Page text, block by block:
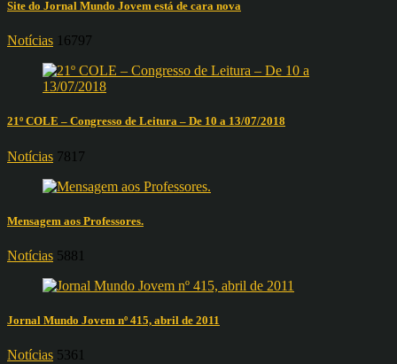
Site do Jornal Mundo Jovem está de cara nova
Notícias 16797
21º COLE – Congresso de Leitura – De 10 a 13/07/2018
Notícias 7817
Mensagem aos Professores.
Notícias 5881
Jornal Mundo Jovem nº 415, abril de 2011
Notícias 5361